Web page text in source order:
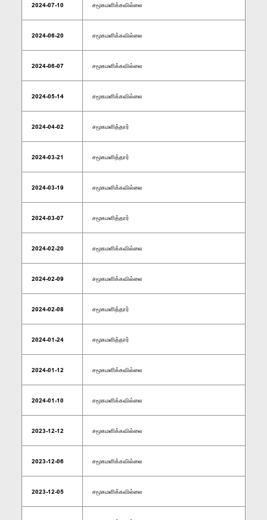
2024-07-10 சமூகமளிக்கவில்லை
2024-06-20 சமூகமளிக்கவில்லை
2024-06-07 சமூகமளிக்கவில்லை
2024-05-14 சமூகமளிக்கவில்லை
2024-04-02 சமூகமளித்தார்
2024-03-21 சமூகமளித்தார்
2024-03-19 சமூகமளிக்கவில்லை
2024-03-07 சமூகமளித்தார்
2024-02-20 சமூகமளிக்கவில்லை
2024-02-09 சமூகமளிக்கவில்லை
2024-02-08 சமூகமளித்தார்
2024-01-24 சமூகமளித்தார்
2024-01-12 சமூகமளிக்கவில்லை
2024-01-10 சமூகமளிக்கவில்லை
2023-12-12 சமூகமளிக்கவில்லை
2023-12-06 சமூகமளிக்கவில்லை
2023-12-05 சமூகமளிக்கவில்லை